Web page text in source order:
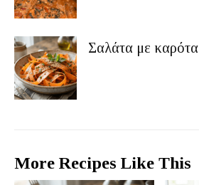
Σαλάτα με καρότα
More Recipes Like This